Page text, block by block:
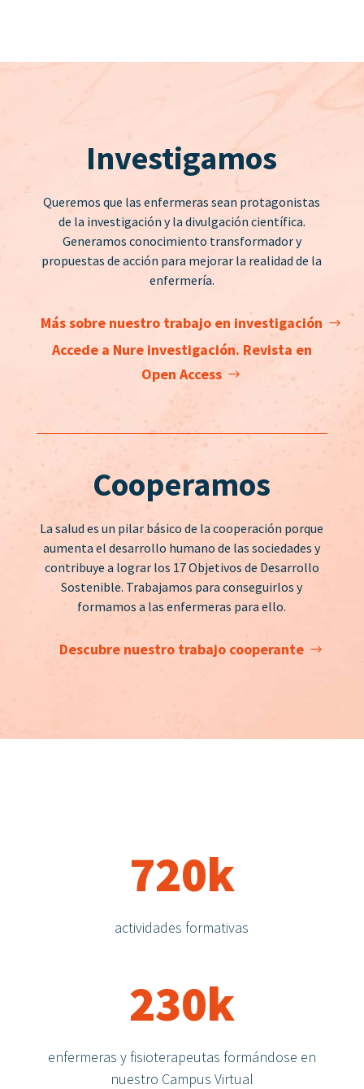
Investigamos
Queremos que las enfermeras sean protagonistas
de la investigación y la divulgación científica.
Generamos conocimiento transformador y
propuestas de acción para mejorar la realidad de la
enfermería.
Más sobre nuestro trabajo en investigación
Accede a Nure investigación. Revista en
Open Access
Cooperamos
La salud es un pilar básico de la cooperación porque
aumenta el desarrollo humano de las sociedades y
contribuye a lograr los 17 Objetivos de Desarrollo
Sostenible. Trabajamos para conseguirlos y
formamos a las enfermeras para ello.
Descubre nuestro trabajo cooperante
720k
actividades formativas
230k
enfermeras y fisioterapeutas formándose en
nuestro Campus Virtual